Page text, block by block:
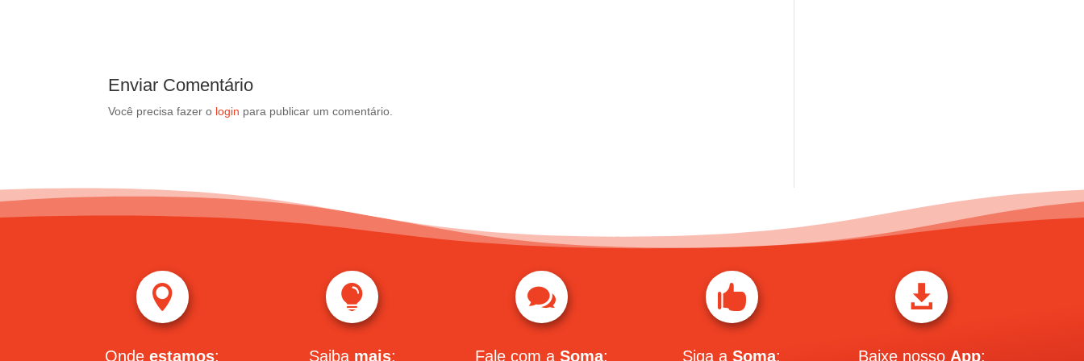
Enviar Comentário
Você precisa fazer o login para publicar um comentário.

Ondeestamos:

Saiba mais:

Fale com aSoma:

Siga aSoma:

Baixe nosso App: